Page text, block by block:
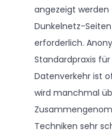
angezeigt
Dunkelnetz-
erforderlich.
Standardpraxis
Datenverkehr ist
wird manchmal
Techniken sehr